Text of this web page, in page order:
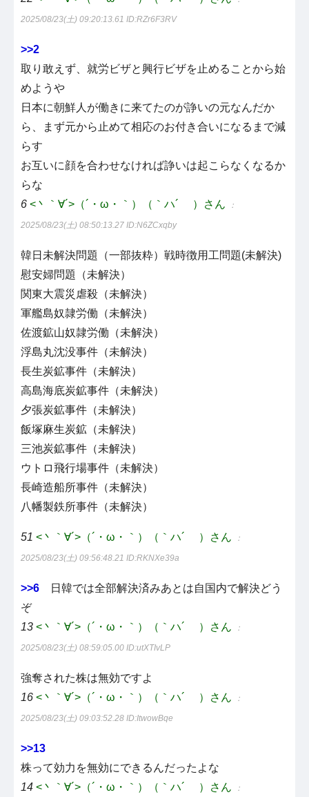
2025/08/23(土) 09:20:13.61 ID:RZr6F3RV
>>2
取り敢えず、就労ビザと興行ビザを止めることから始
めようや
日本に朝鮮人が働きに来てたのが諍いの元なんだか
ら、まず元から止めて相応のお付き合いになるまで減
らす
お互いに顔を合わせなければ諍いは起こらなくなるか
らな
6 <丶｀∀´>（´・ω・｀）（｀ハ´ ）さん ：
2025/08/23(土) 08:50:13.27 ID:N6ZCxqby
韓日未解決問題（一部抜粋）戦時徴用工問題(未解決)
慰安婦問題（未解決）
関東大震災虐殺（未解決）
軍艦島奴隷労働（未解決）
佐渡鉱山奴隷労働（未解決）
浮島丸沈没事件（未解決）
長生炭鉱事件（未解決）
高島海底炭鉱事件（未解決）
夕張炭鉱事件（未解決）
飯塚麻生炭鉱（未解決）
三池炭鉱事件（未解決）
ウトロ飛行場事件（未解決）
長崎造船所事件（未解決）
八幡製鉄所事件（未解決）
51 <丶｀∀´>（´・ω・｀）（｀ハ´ ）さん ：
2025/08/23(土) 09:56:48.21 ID:RKNXe39a
>>6 日韓では全部解決済みあとは自国内で解決どう
ぞ
13 <丶｀∀´>（´・ω・｀）（｀ハ´ ）さん ：
2025/08/23(土) 08:59:05.00 ID:utXTIvLP
強奪された株は無効ですよ
16 <丶｀∀´>（´・ω・｀）（｀ハ´ ）さん ：
2025/08/23(土) 09:03:52.28 ID:ItwowBqe
>>13
株って効力を無効にできるんだったよな
14 <丶｀∀´>（´・ω・｀）（｀ハ´ ）さん ：